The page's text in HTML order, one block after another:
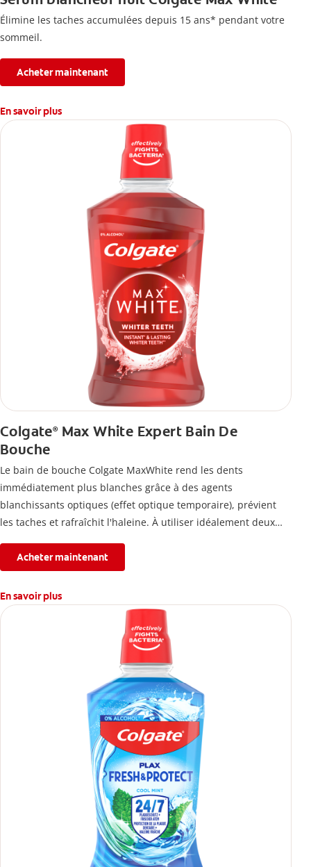
Élimine les taches accumulées depuis 15 ans* pendant votre
sommeil.
Acheter maintenant
En savoir plus
Colgate®Max White Expert Bain De
Bouche
Le bain de bouche Colgate MaxWhite rend les dents
immédiatement plus blanches grâce à des agents
blanchissants optiques (effet optique temporaire), prévient
les taches et rafraîchit l'haleine. À utiliser idéalement deux
Acheter maintenant
En savoir plus